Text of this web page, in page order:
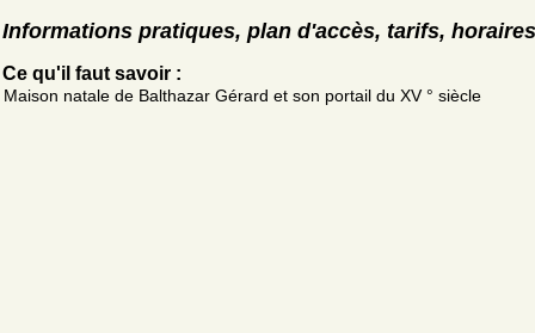
Informations pratiques, plan d'accès, tarifs, horaires
Ce qu'il faut savoir :
Maison natale de Balthazar Gérard et son portail du XV ° siècle